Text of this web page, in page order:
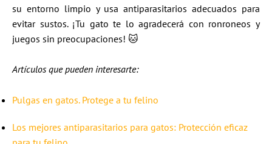
su entorno limpio y usa antiparasitarios adecuados para
evitar sustos. ¡Tu gato te lo agradecerá con ronroneos y
juegos sin preocupaciones! 🐱
Artículos que pueden interesarte:
Pulgas en gatos. Protege a tu felino
Los mejores antiparasitarios para gatos: Protección eficaz